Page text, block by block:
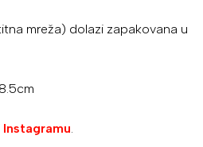
mreža) dolazi zapakovana u
Instagramu